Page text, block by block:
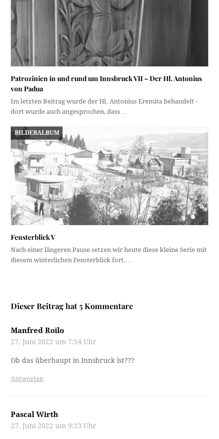
Patrozinien in und rund um Innsbruck VII – Der Hl. Antonius
von Padua
Im letzten Beitrag wurde der Hl. Antonius Eremita behandelt -
dort wurde auch angesprochen, dass…
BILDERALBUM
Fensterblick V
Nach einer längeren Pause setzen wir heute diese kleine Serie mit
diesem winterlichen Fensterblick fort.…
Dieser Beitrag hat 5 Kommentare
Manfred Roilo
27. Juni 2022 um 7:54 Uhr
Ob das überhaupt in Innsbruck ist???
Antworten
Pascal Wirth
27. Juni 2022 um 9:23 Uhr